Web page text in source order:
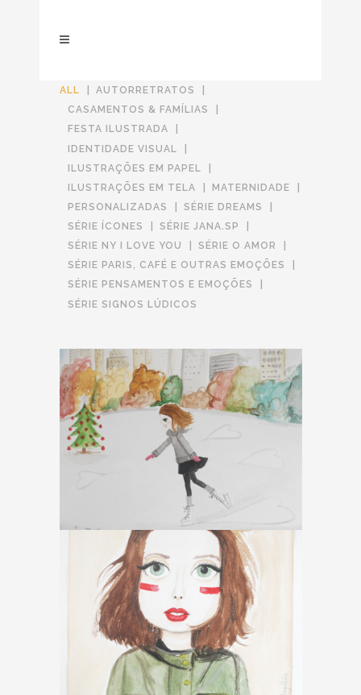
ALL
AUTORRETRATOS
CASAMENTOS & FAMÍLIAS
FESTA ILUSTRADA
IDENTIDADE VISUAL
ILUSTRAÇÕES EM PAPEL
ILUSTRAÇÕES EM TELA
MATERNIDADE
PERSONALIZADAS
SÉRIE DREAMS
SÉRIE ÍCONES
SÉRIE JANA.SP
SÉRIE NY I LOVE YOU
SÉRIE O AMOR
SÉRIE PARIS, CAFÉ E OUTRAS EMOÇÕES
SÉRIE PENSAMENTOS E EMOÇÕES
SÉRIE SIGNOS LÚDICOS